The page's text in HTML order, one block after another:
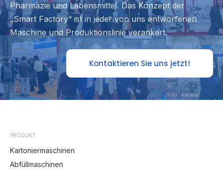
Pharmazie und Lebensmittel. Das Konzept der
„Smart Factory“ ist in jeder von uns entworfenen
Maschine und Produktionslinie verankert.
Kontaktieren Sie uns jetzt!
PRODUKT
Kartoniermaschinen
Abfüllmaschinen